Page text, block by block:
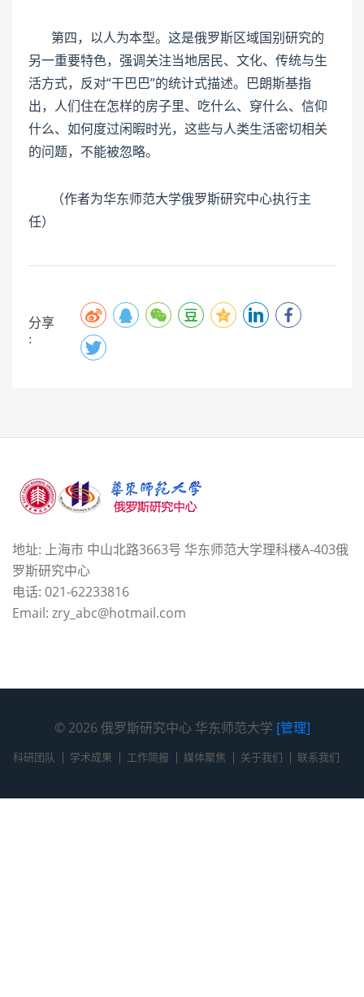
第四，以人为本型。这是俄罗斯区域国别研究的
另一重要特色，强调关注当地居民、文化、传统与生
活方式，反对“干巴巴”的统计式描述。巴朗斯基指
出，人们住在怎样的房子里、吃什么、穿什么、信仰
什么、如何度过闲暇时光，这些与人类生活密切相关
的问题，不能被忽略。
（作者为华东师范大学俄罗斯研究中心执行主
任）
分享
:
地址: 上海市 中山北路3663号 华东师范大学理科楼A-403俄
罗斯研究中心
电话: 021-62233816
Email: zry_abc@hotmail.com
© 2026 俄罗斯研究中心 华东师范大学 [管理]
科研团队 学术成果 工作简报 媒体聚焦 关于我们 联系我们